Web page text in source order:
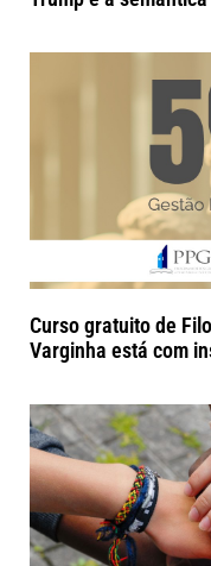
Curso gratuito de
Varginha está com